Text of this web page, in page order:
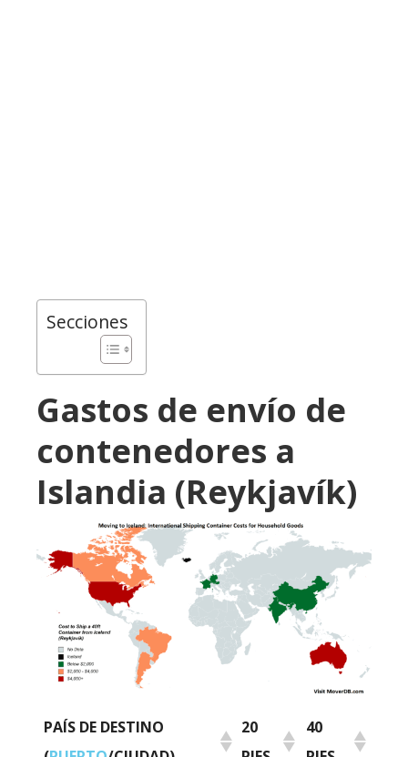
Secciones
Gastos de envío de
contenedores a
Islandia (Reykjavík)
PAÍS DE DESTINO
20
40